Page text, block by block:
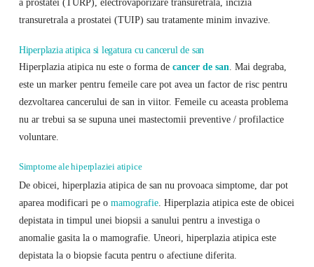
a prostatei (TURP), electrovaporizare transuretrala, incizia
transuretrala a prostatei (TUIP) sau tratamente minim invazive.
Hiperplazia atipica si legatura cu cancerul de san
Hiperplazia atipica nu este o forma decancer de san . Mai degraba,
este un marker pentru femeile care pot avea un factor de risc pentru
dezvoltarea cancerului de san in viitor. Femeile cu aceasta problema
nu ar trebui sa se supuna unei mastectomii preventive / profilactice
voluntare.
Simptome ale hiperplaziei atipice
De obicei, hiperplazia atipica de san nu provoaca simptome, dar pot
aparea modificari pe o mamografie. Hiperplazia atipica este de obicei
depistata in timpul unei biopsii a sanului pentru a investiga o
anomalie gasita la o mamografie. Uneori, hiperplazia atipica este
depistata la o biopsie facuta pentru o afectiune diferita.